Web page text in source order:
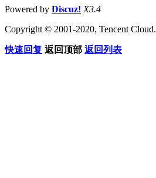
Powered by Discuz! X3.4
Copyright © 2001-2020, Tencent Cloud.
快速回复 返回顶部 返回列表